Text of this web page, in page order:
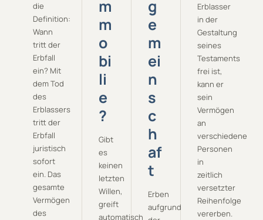
die
Definition:
Wann
tritt der
Erbfall
ein? Mit
dem Tod
des
Erblassers
tritt der
Erbfall
juristisch
sofort
ein. Das
gesamte
Vermögen
des
m
m
o
bi
li
e
?
Gibt
es
keinen
letzten
Willen,
greift
automatisch
g
e
m
ei
n
s
c
h
af
t
Erben
aufgrund
Erblasser
in der
Gestaltung
seines
Testaments
frei ist,
kann er
sein
Vermögen
an
verschiedene
Personen
in
zeitlich
versetzter
Reihenfolge
vererben.